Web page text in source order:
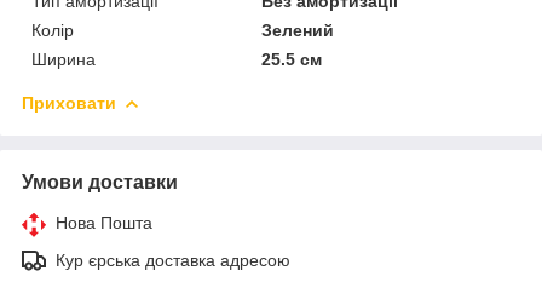
Колір
Зелений
Ширина
25.5 см
Приховати
Умови доставки
Нова Пошта
Кур єрська доставка адресою